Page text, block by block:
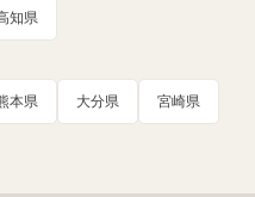
知県
本県 大分県 宮崎県